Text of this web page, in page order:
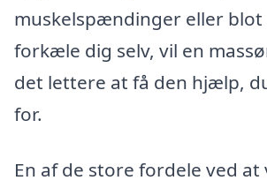
muskelspændinger eller blot
forkæle dig selv, vil en
det lettere at få den hjælp,
for.
En af de store fordele ved